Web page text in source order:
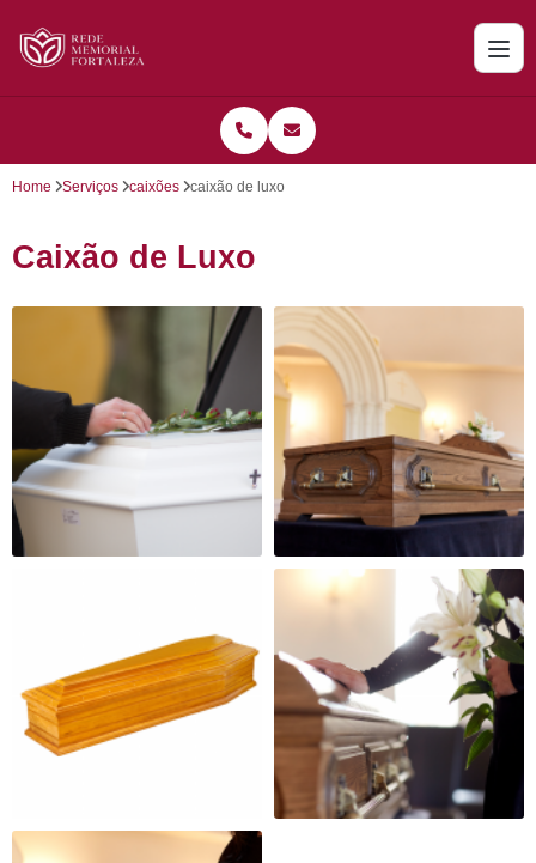
Home Serviços caixões caixão de luxo
Caixão de Luxo